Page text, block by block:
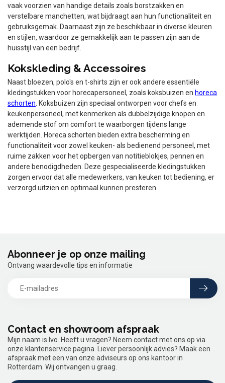
vaak voorzien van handige details zoals borstzakken en
verstelbare manchetten, wat bijdraagt aan hun functionaliteit en
gebruiksgemak. Daarnaast zijn ze beschikbaar in diverse kleuren
en stijlen, waardoor ze gemakkelijk aan te passen zijn aan de
huisstijl van een bedrijf.
Kokskleding & Accessoires
Naast bloezen, polo's en t-shirts zijn er ook andere essentiële
kledingstukken voor horecapersoneel, zoals koksbuizen en horeca
schorten . Koksbuizen zijn speciaal ontworpen voor chefs en
keukenpersoneel, met kenmerken als dubbelzijdige knopen en
ademende stof om comfort te waarborgen tijdens lange
werktijden. Horeca schorten bieden extra bescherming en
functionaliteit voor zowel keuken- als bedienend personeel, met
ruime zakken voor het opbergen van notitieblokjes, pennen en
andere benodigdheden. Deze gespecialiseerde kledingstukken
zorgen ervoor dat alle medewerkers, van keuken tot bediening, er
verzorgd uitzien en optimaal kunnen presteren.
Contact en showroom afspraak
Mijn naam is Ivo. Heeft u vragen? Neem contact met ons op via
onze klantenservice pagina. Liever persoonlijk advies? Maak een
afspraak met een van onze adviseurs op ons kantoor in
Rotterdam. Wij ontvangen u graag.
Abonneer je op onze mailing
Ontvang waardevolle tips en informatie